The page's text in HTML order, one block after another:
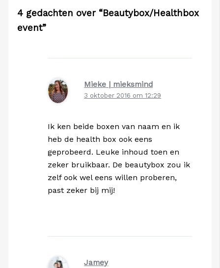
4 gedachten over “Beautybox/Healthbox
event”
Mieke | mieksmind
3 oktober 2016 om 12:29
Ik ken beide boxen van naam en ik
heb de health box ook eens
geprobeerd. Leuke inhoud toen en
zeker bruikbaar. De beautybox zou ik
zelf ook wel eens willen proberen,
past zeker bij mij!
Jamey